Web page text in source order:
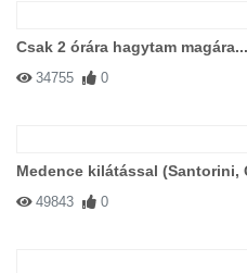
Csak 2 órára hagytam magára...
34755 0
Medence kilátással (Santorini,
49843 0